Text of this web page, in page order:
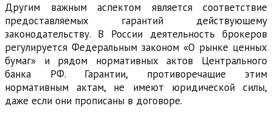
Другим важным аспектом является соответствие
предоставляемых гарантий действующему
законодательству. В России деятельность брокеров
регулируется Федеральным законом «О рынке ценных
бумаг» и рядом нормативных актов Центрального
банка РФ. Гарантии, противоречащие этим
нормативным актам, не имеют юридической силы,
даже если они прописаны в договоре.